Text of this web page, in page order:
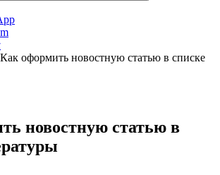
Как оформить новостную статью в списке
новостную статью в